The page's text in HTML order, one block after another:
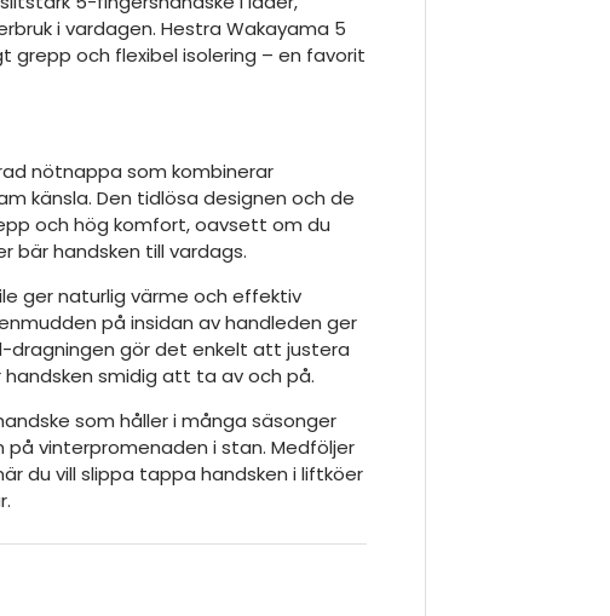
i vardagen. Hestra Wakayama 5
grepp och flexibel isolering – en favorit
nötnappa som kombinerar
känsla. Den tidlösa designen och de
och hög komfort, oavsett om du
bär handsken till vardags.
ger naturlig värme och effektiv
på insidan av handleden ger
dragningen gör det enkelt att justera
smidig att ta av och på.
som håller i många säsonger
på vinterpromenaden i stan. Medföljer
du vill slippa tappa handsken i liftköer